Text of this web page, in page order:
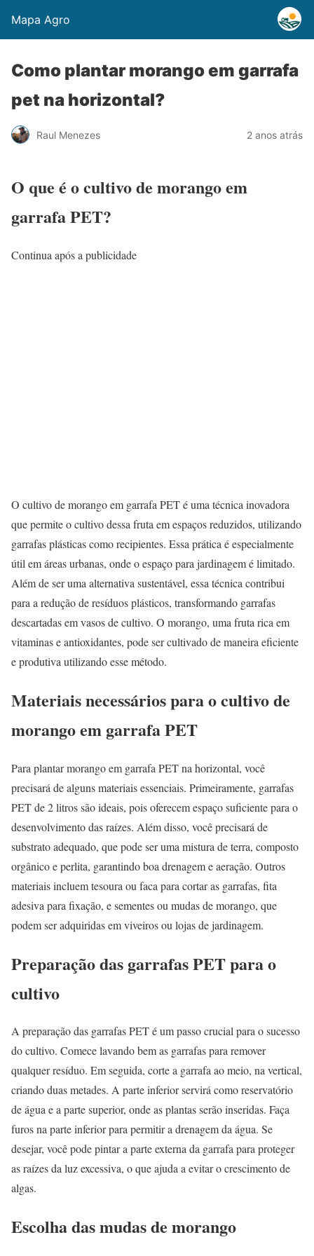
Mapa Agro
Como plantar morango em garrafa
pet na horizontal?
Raul Menezes 2 anos atrás
O que é o cultivo de morango em
garrafa PET?
Continua após a publicidade
O cultivo de morango em garrafa PET é uma técnica inovadora
que permite o cultivo dessa fruta em espaços reduzidos, utilizando
garrafas plásticas como recipientes. Essa prática é especialmente
útil em áreas urbanas, onde o espaço para jardinagem é limitado.
Além de ser uma alternativa sustentável, essa técnica contribui
para a redução de resíduos plásticos, transformando garrafas
descartadas em vasos de cultivo. O morango, uma fruta rica em
vitaminas e antioxidantes, pode ser cultivado de maneira eficiente
e produtiva utilizando esse método.
Materiais necessários para o cultivo de
morango em garrafa PET
Para plantar morango em garrafa PET na horizontal, você
precisará de alguns materiais essenciais. Primeiramente, garrafas
PET de 2 litros são ideais, pois oferecem espaço suficiente para o
desenvolvimento das raízes. Além disso, você precisará de
substrato adequado, que pode ser uma mistura de terra, composto
orgânico e perlita, garantindo boa drenagem e aeração. Outros
materiais incluem tesoura ou faca para cortar as garrafas, fita
adesiva para fixação, e sementes ou mudas de morango, que
podem ser adquiridas em viveiros ou lojas de jardinagem.
Preparação das garrafas PET para o
cultivo
A preparação das garrafas PET é um passo crucial para o sucesso
do cultivo. Comece lavando bem as garrafas para remover
qualquer resíduo. Em seguida, corte a garrafa ao meio, na vertical,
criando duas metades. A parte inferior servirá como reservatório
de água e a parte superior, onde as plantas serão inseridas. Faça
furos na parte inferior para permitir a drenagem da água. Se
desejar, você pode pintar a parte externa da garrafa para proteger
as raízes da luz excessiva, o que ajuda a evitar o crescimento de
algas.
Escolha das mudas de morango